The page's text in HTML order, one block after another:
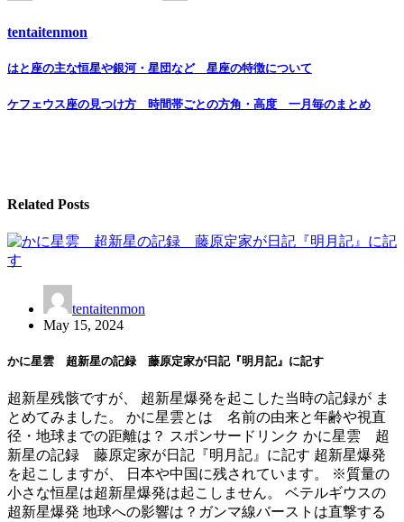
tentaitenmon
Post
navigation
はと座の主な恒星や銀河・星団など 星座の特徴について
ケフェウス座の見つけ方 時間帯ごとの方角・高度 一月毎のまとめ
Related Posts
tentaitenmon
May 15, 2024
かに星雲 超新星の記録 藤原定家が日記『明月記』に記す
超新星残骸ですが、 超新星爆発を起こした当時の記録が ま
とめてみました。 かに星雲とは 名前の由来と年齢や視直
径・地球までの距離は？ スポンサードリンク かに星雲 超
新星の記録 藤原定家が日記『明月記』に記す 超新星爆発
を起こしますが、 日本や中国に残されています。 ※質量の
小さな恒星は超新星爆発は起こしません。 ベテルギウスの
超新星爆発 地球への影響は？ガンマ線バーストは直撃する